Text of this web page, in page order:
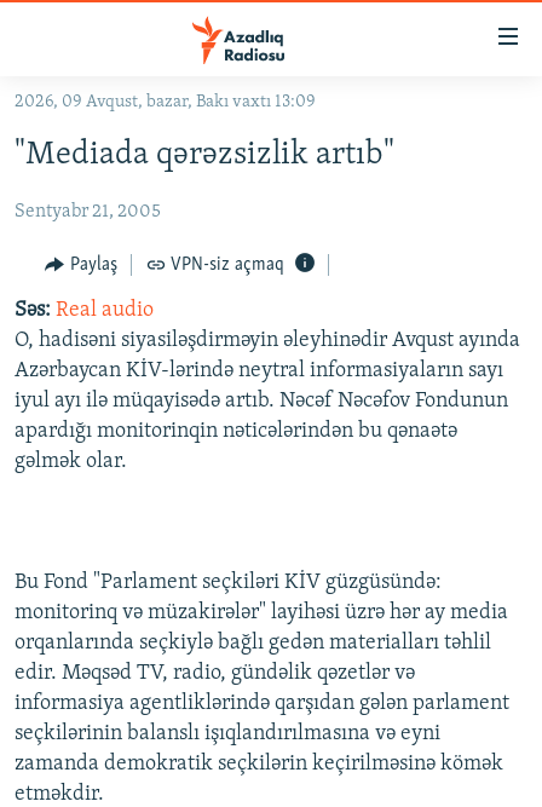
Əsas
qayıt
naviqasiyaya
Axtarışa
keç
KORRUPSIOMETR
#ƏSLINDƏ
FƏRQƏ BAX
QANUNI DOĞRU
ARAŞDIRMA
MULTIMEDIA
KARIKATURA
RADIO ARXIV
İSLAM VƏ DEMOKRATIYA
İZ - MƏDƏNIYYƏT PROQRAMI
PEŞƏ ETIKASI VƏ JURNALISTIKA STANDARTLARIMIZ
MATERIALLARIMIZDAN ISTIFADƏ
AZADLIQRADIOSU MOBIL TELEFONUNUZDA
BIZIMLƏ ƏLAQƏ
XƏBƏR BÜLLETENLƏRIMIZ
BIZI IZLƏ
RFE/RL-in bütün saytları
2026, 09 Avqust, bazar, Bakı vaxtı 13:09
"Mediada qərəzsizlik artıb"
Sentyabr 21, 2005
Paylaş VPN-siz açmaq
Səs: Real audio
O, hadisəni siyasiləşdirməyin əleyhinədir Avqust ayında
Azərbaycan KİV-lərində neytral informasiyaların sayı
iyul ayı ilə müqayisədə artıb. Nəcəf Nəcəfov Fondunun
apardığı monitorinqin nəticələrindən bu qənaətə
gəlmək olar.
Bu Fond "Parlament seçkiləri KİV güzgüsündə:
monitorinq və müzakirələr" layihəsi üzrə hər ay media
orqanlarında seçkiylə bağlı gedən materialları təhlil
edir. Məqsəd TV, radio, gündəlik qəzetlər və
informasiya agentliklərində qarşıdan gələn parlament
seçkilərinin balanslı işıqlandırılmasına və eyni
zamanda demokratik seçkilərin keçirilməsinə kömək
etməkdir.